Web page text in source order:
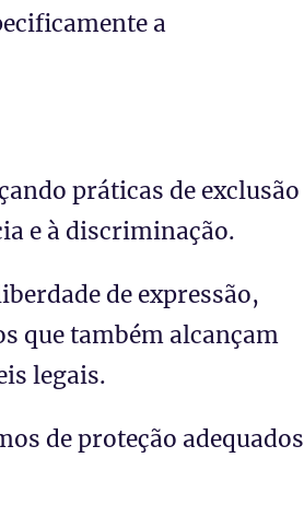
a
práticas de exclusão
e à discriminação.
de expressão,
que também alcançam
legais.
de proteção adequados